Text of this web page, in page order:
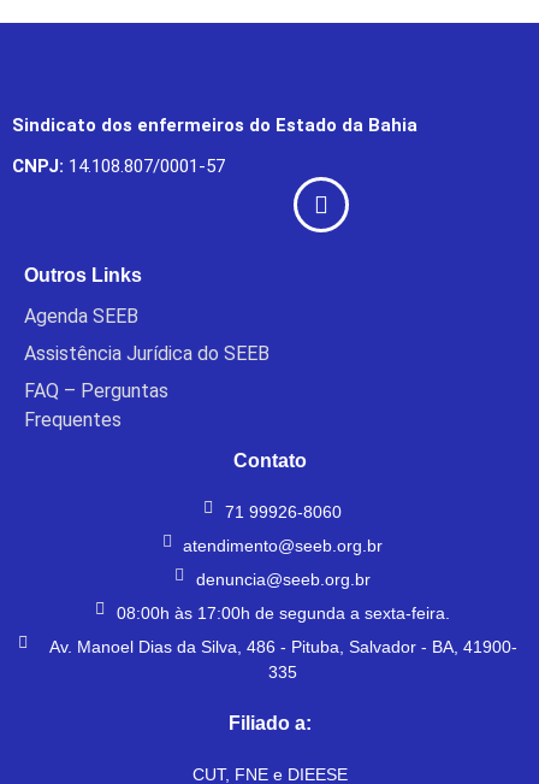
Sindicato dos enfermeiros do Estado da Bahia
CNPJ: 14.108.807/0001-57
Outros Links
Agenda SEEB
Assistência Jurídica do SEEB
FAQ – Perguntas
Frequentes
Contato
71 99926-8060
atendimento@seeb.org.br
denuncia@seeb.org.br
08:00h às 17:00h de segunda a sexta-feira.
Av. Manoel Dias da Silva, 486 - Pituba, Salvador - BA, 41900-
335
Filiado a:
CUT, FNE e DIEESE